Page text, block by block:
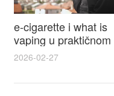
e-cigarette i what is
vaping u praktičnom
vodiču za početnike i
odgovorne korisnike
2026-02-27